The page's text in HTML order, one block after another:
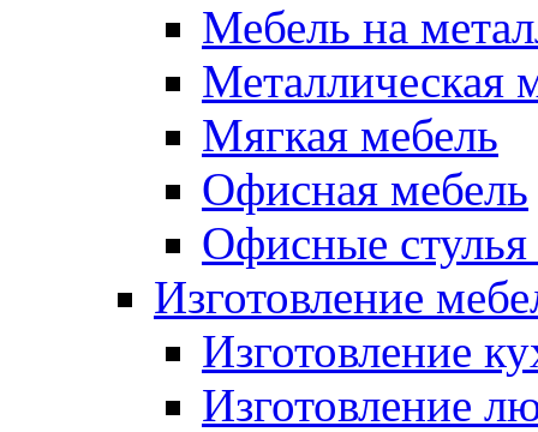
Мебель на
Металлическая
Мягкая мебель
Офисная мебель
Офисные стулья
Изготовление
Изготовление
Изготовление